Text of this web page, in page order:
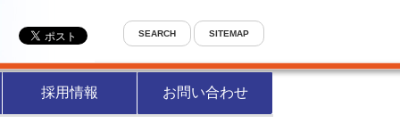
採用情報 お問い合わせ
SEARCH SITEMAP